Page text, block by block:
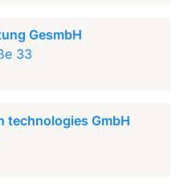
GesmbH
33
technologies GmbH